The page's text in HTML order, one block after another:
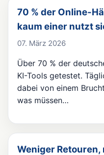
70 % der Online-
kaum einer nutzt
07. März 2026
Über 70 % der
KI-Tools getestet.
dabei von einem
was müssen…
Weniger Retouren,